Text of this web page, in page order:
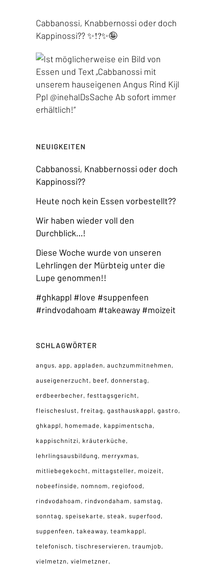
Cabbanossi, Knabbernossi oder doch
Kappinossi?? ✨⁉️✨🤪
NEUIGKEITEN
Cabbanossi, Knabbernossi oder doch
Kappinossi??
Heute noch kein Essen vorbestellt??
Wir haben wieder voll den
Durchblick…!
Diese Woche wurde von unseren
Lehrlingen der Mürbteig unter die
Lupe genommen!!
#ghkappl #love #suppenfeen
#rindvodahoam #takeaway #moizeit
SCHLAGWÖRTER
angus app appladen
auchzummitnehmen
auseigenerzucht
beef donnerstag
erdbeerbecher festtagsgericht
fleischeslust
freitag gasthauskappl
gastro
ghkappl
homemade
kappimentscha
kappischnitzi
kräuterküche
lehrlingsausbildung
merryxmas
mitliebegekocht
mittagsteller
moizeit
nobeefinside
nomnom
regiofood
rindvodahoam
rindvondaham
samstag
sonntag
speisekarte steak
superfood
suppenfeen
takeaway teamkappl
telefonisch
tischreservieren
traumjob
vielmetzn
vielmetzner